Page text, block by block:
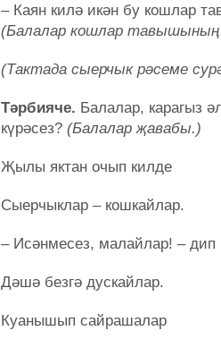
– Каян килә икән бу кошлар
(Балалар кошлар тавышының
(Тактада сыерчык рәсеме
Тәрбияче. Балалар, карагыз
күрәсез? (Балалар җавабы.)
Җылы яктан очып килде
Сыерчыклар – кошкайлар.
– Исәнмесез, малайлар! – дип
Дәшә безгә дускайлар.
Куанышып сайрашалар